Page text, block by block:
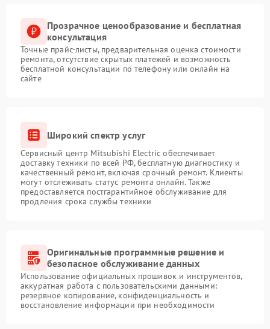
Прозрачное ценообразование и бесплатная
консультация
Точные прайс-листы, предварительная оценка стоимости
ремонта, отсутствие скрытых платежей и возможность
бесплатной консультации по телефону или онлайн на
сайте
Широкий спектр услуг
Сервисный центр Mitsubishi Electric обеспечивает
доставку техники по всей РФ, бесплатную диагностику и
качественный ремонт, включая срочный ремонт. Клиенты
могут отслеживать статус ремонта онлайн. Также
предоставляется постгарантийное обслуживание для
продления срока службы техники
Оригинальные программные решение и
безопасное обслуживание данных
Использование официальных прошивок и инструментов,
аккуратная работа с пользовательскими данными:
резервное копирование, конфиденциальность и
восстановление информации при необходимости